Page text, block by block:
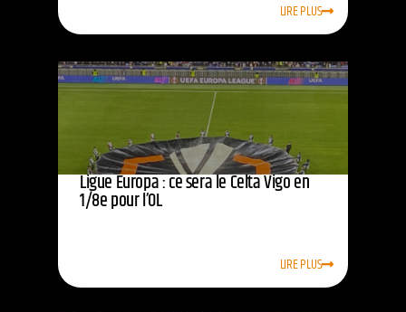
LIRE PLUS
Ligue Europa : ce sera le Celta Vigo en
1/8e pour l’OL
LIRE PLUS